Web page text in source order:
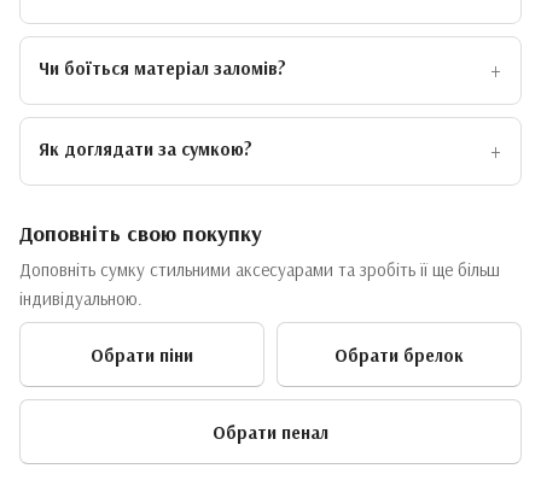
Чи боїться матеріал заломів?
Як доглядати за сумкою?
Доповніть свою покупку
Доповніть сумку стильними аксесуарами та зробіть її ще більш
індивідуальною.
Обрати піни Обрати брелок
Обрати пенал